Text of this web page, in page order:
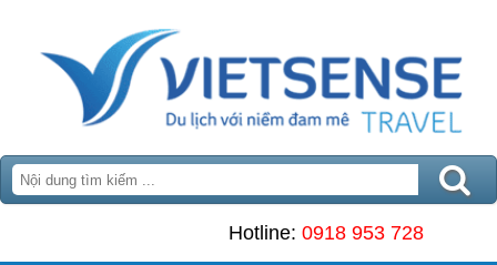
Hotline: 0918 953 728